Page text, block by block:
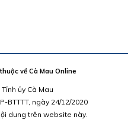
về Cà Mau Online
ủy Cà Mau
BTTTT, ngày 24/12/2020
dung trên website này.